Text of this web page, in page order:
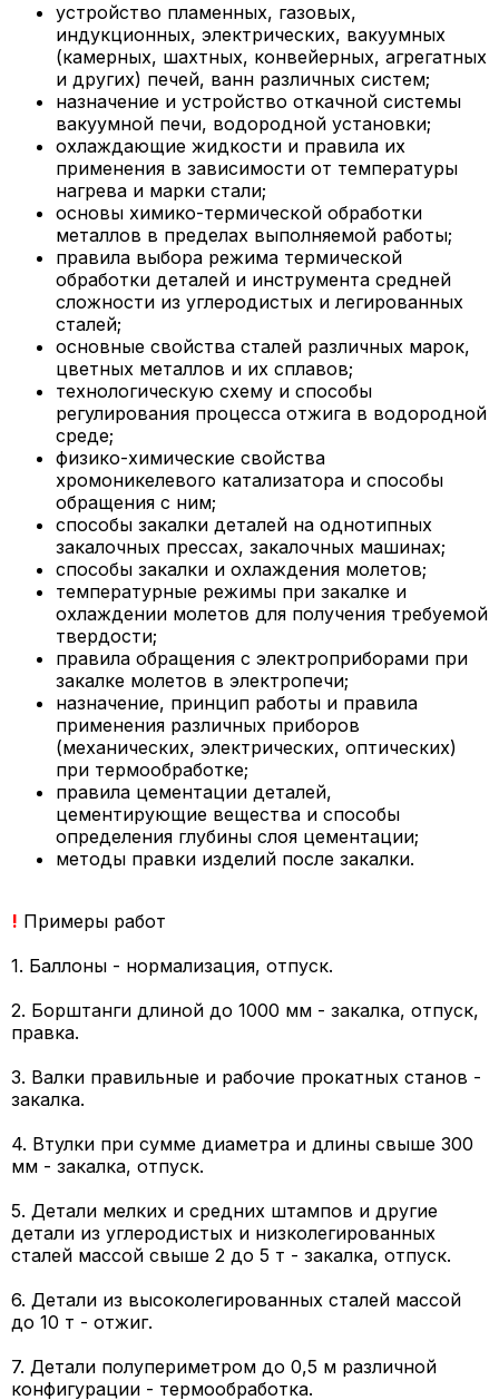
устройство пламенных, газовых,
индукционных, электрических, вакуумных
(камерных, шахтных, конвейерных, агрегатных
и других) печей, ванн различных систем;
назначение и устройство откачной системы
вакуумной печи, водородной установки;
охлаждающие жидкости и правила их
применения в зависимости от температуры
нагрева и марки стали;
основы химико-термической обработки
металлов в пределах выполняемой работы;
правила выбора режима термической
обработки деталей и инструмента средней
сложности из углеродистых и легированных
сталей;
основные свойства сталей различных марок,
цветных металлов и их сплавов;
технологическую схему и способы
регулирования процесса отжига в водородной
среде;
физико-химические свойства
хромоникелевого катализатора и способы
обращения с ним;
способы закалки деталей на однотипных
закалочных прессах, закалочных машинах;
способы закалки и охлаждения молетов;
температурные режимы при закалке и
охлаждении молетов для получения требуемой
твердости;
правила обращения с электроприборами при
закалке молетов в электропечи;
назначение, принцип работы и правила
применения различных приборов
(механических, электрических, оптических)
при термообработке;
правила цементации деталей,
цементирующие вещества и способы
определения глубины слоя цементации;
методы правки изделий после закалки.
! Примеры работ
1. Баллоны - нормализация, отпуск.
2. Борштанги длиной до 1000 мм - закалка, отпуск,
правка.
3. Валки правильные и рабочие прокатных станов -
закалка.
4. Втулки при сумме диаметра и длины свыше 300
мм - закалка, отпуск.
5. Детали мелких и средних штампов и другие
детали из углеродистых и низколегированных
сталей массой свыше 2 до 5 т - закалка, отпуск.
6. Детали из высоколегированных сталей массой
до 10 т - отжиг.
7. Детали полупериметром до 0,5 м различной
конфигурации - термообработка.